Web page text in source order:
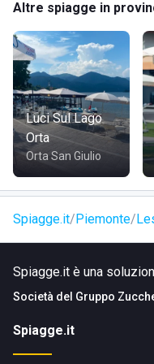
SERVIZI
Ombrelloni e lettini
Chiringuito con
Piatti freddi
Area relax fronte
Parcheggio nelle
Musica e atmosfera
DOVE SI TROVA
Via C. Davicini, 28040
COME RAGGIUNGERE
inserisci
indicazioni per Lesa e la
Altre spiagge in
Luci Sul Lago
Orta
Orta San Giulio
Spiagge.it Piemonte
Spiagge.it è una
Società del Gruppo
Spiagge.it